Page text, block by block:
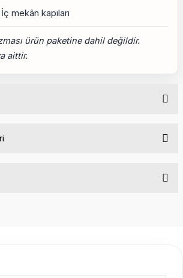
İç mekân kapıları
ürün paketine dahil değildir.
aittir.